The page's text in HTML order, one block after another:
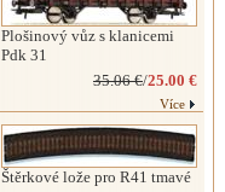
Plošinový vůz s klanicemi
Pdk 31
35.06 €/25.00 €
Více
Štěrkové lože pro R41 tmavé